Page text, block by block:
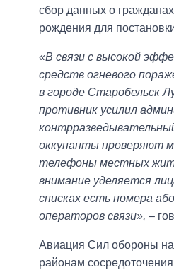
сбор данных о
рождения для
«В связи с высокой
средств огневого
в городе Старобельск
противник усилил
оккупанты проверяют
телефоны местных
внимание уделяется
списках есть номера
операторов связи», –
Авиация Сил обороны
районам